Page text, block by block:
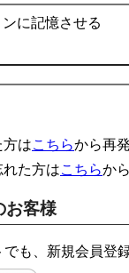
に記憶させる
はこちらから再
た方はこちらか
お客様
も、新規会員登